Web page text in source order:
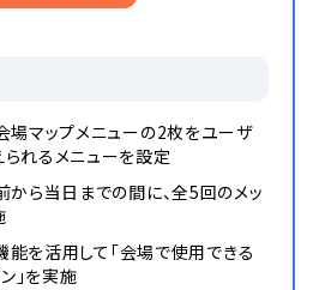
場マップメニューの2枚をユーザ
れるメニューを設定
ら当日までの間に、全5回のメッ
を活用して「会場で使用できる
」を実施